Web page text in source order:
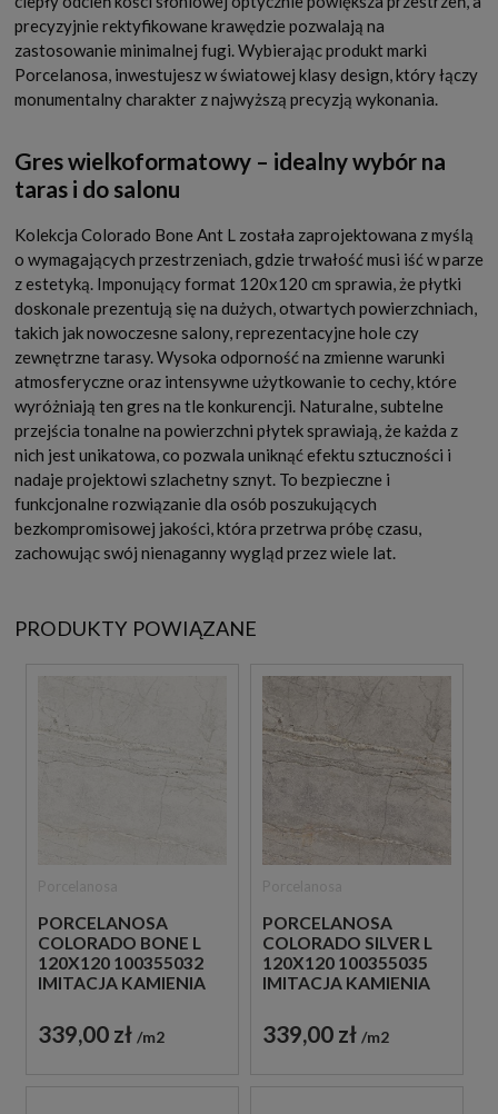
precyzyjnie rektyfikowane krawędzie pozwalają na
zastosowanie minimalnej fugi. Wybierając produkt marki
Porcelanosa, inwestujesz w światowej klasy design, który łączy
monumentalny charakter z najwyższą precyzją wykonania.
Gres wielkoformatowy – idealny wybór na
taras i do salonu
Kolekcja Colorado Bone Ant L została zaprojektowana z myślą
o wymagających przestrzeniach, gdzie trwałość musi iść w parze
z estetyką. Imponujący format 120x120 cm sprawia, że płytki
doskonale prezentują się na dużych, otwartych powierzchniach,
takich jak nowoczesne salony, reprezentacyjne hole czy
zewnętrzne tarasy. Wysoka odporność na zmienne warunki
atmosferyczne oraz intensywne użytkowanie to cechy, które
wyróżniają ten gres na tle konkurencji. Naturalne, subtelne
przejścia tonalne na powierzchni płytek sprawiają, że każda z
nich jest unikatowa, co pozwala uniknąć efektu sztuczności i
nadaje projektowi szlachetny sznyt. To bezpieczne i
funkcjonalne rozwiązanie dla osób poszukujących
bezkompromisowej jakości, która przetrwa próbę czasu,
zachowując swój nienaganny wygląd przez wiele lat.
PRODUKTY POWIĄZANE
PORCELANOSA
COLORADO BONE L
120X120 100355032
IMITACJA KAMIENIA
339,00 zł m2
PORCELANOSA
COLORADO SILVER L
120X120 100355035
IMITACJA KAMIENIA
339,00 zł m2